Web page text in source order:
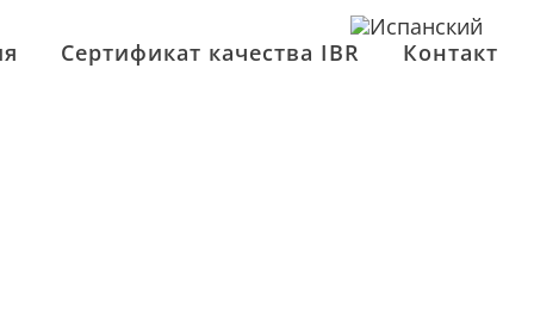
Сертификат качества IBR Контакт